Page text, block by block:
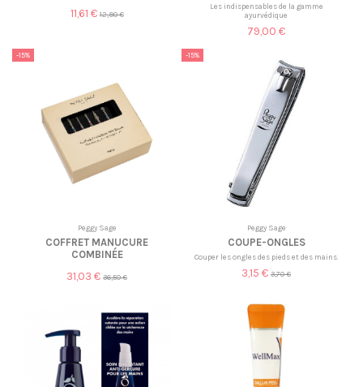
11,61 € 12,90 €
Les indispensables de la gamme
ayurvédique
79,00 €
-15%
Peggy Sage
COFFRET MANUCURE
COMBINÉE
31,03 € 36,50 €
-15%
Peggy Sage
COUPE-ONGLES
Couper les ongles des pieds et des mains.
3,15 € 3,70 €